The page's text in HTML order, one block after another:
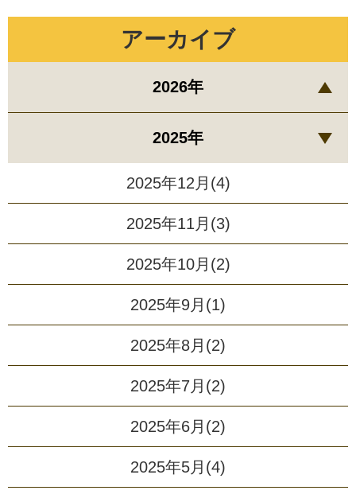
アーカイブ
2026年
2025年
2025年12月(4)
2025年11月(3)
2025年10月(2)
2025年9月(1)
2025年8月(2)
2025年7月(2)
2025年6月(2)
2025年5月(4)